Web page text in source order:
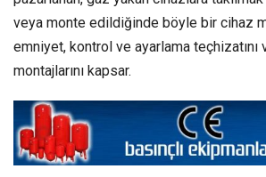
veya monte edildiğinde böyle bir cihaz
emniyet, kontrol ve ayarlama teçhizatını
montajlarını kapsar.